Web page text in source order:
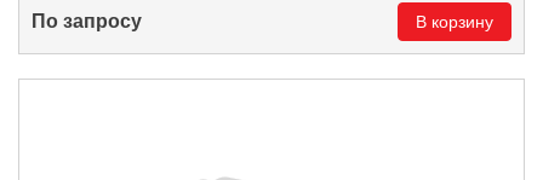
По запросу В корзину